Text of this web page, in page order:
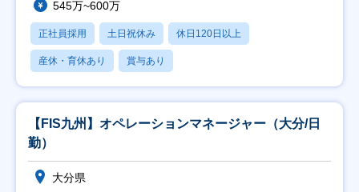
545万~600万
正社員採用 土日祝休み 休日120日以上
産休・育休あり 賞与あり
【FIS九州】オペレーションマネージャー（大分/日
勤）
大分県